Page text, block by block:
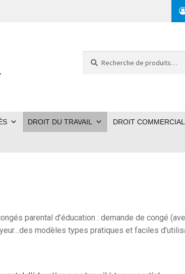
pour :
DROIT DU TRAVAIL DROIT COMMERCIAL
parental d’éducation : demande de congé
modèles types pratiques et faciles